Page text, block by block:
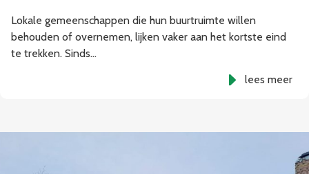
Lokale gemeenschappen die hun buurtruimte willen
behouden of overnemen, lijken vaker aan het kortste eind
te trekken. Sinds…
lees meer